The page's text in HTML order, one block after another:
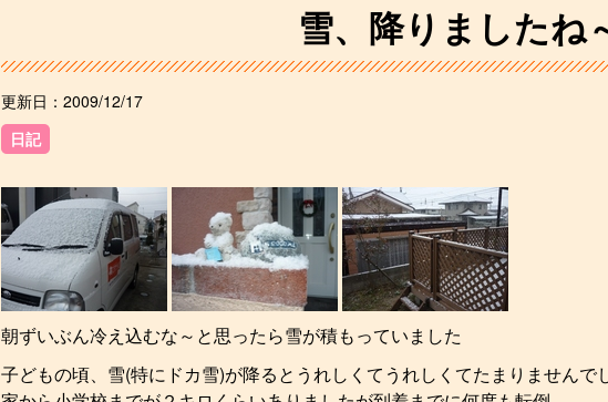
雪、降りましたね
更新日： 2009/12/17
日記
朝ずいぶん冷え込むな～と思ったら雪が積もっていました
子どもの頃、雪(特にドカ雪)が降るとうれしくてうれしくてたまりませんで